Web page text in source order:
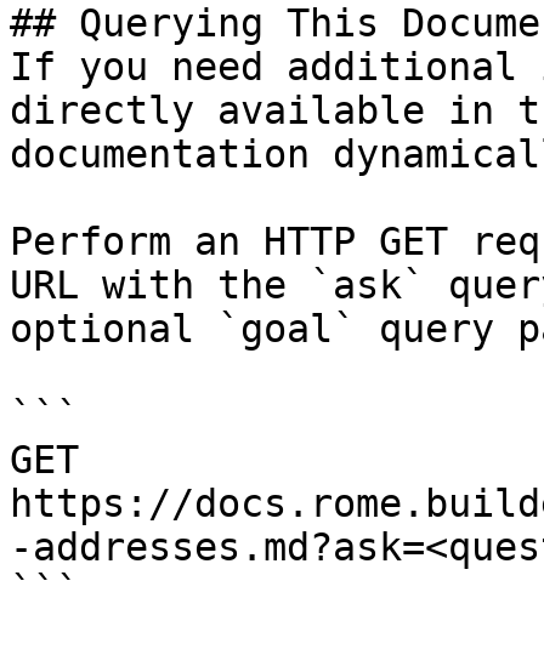
## Querying This
If you need
directly available in
documentation
Perform an HTTP GET
URL with the `ask`
optional `goal` query
```
GET
https://
-
```